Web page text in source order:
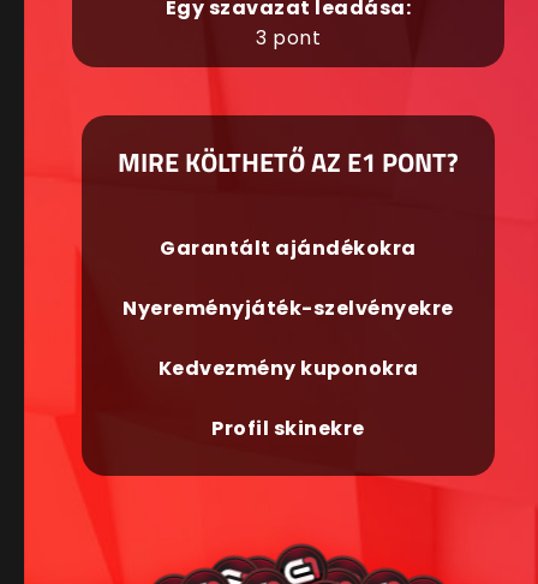
Egy szavazat leadása:
3 pont
MIRE KÖLTHETŐ AZ E1 PONT?
Garantált ajándékokra
Nyereményjáték-szelvényekre
Kedvezmény kuponokra
Profil skinekre